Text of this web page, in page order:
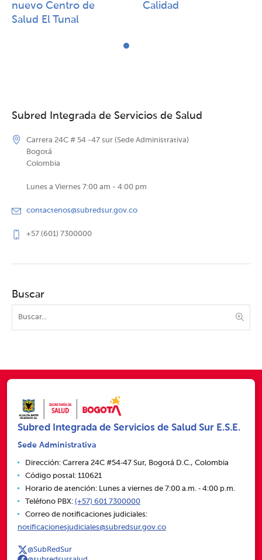
nuevo Centro de
Salud El Tunal
Calidad​​
Subred Integrada de Servicios de Salud
Carrera 24C # 54 -47 sur (Sede Administrativa)
Bogotá
Colombia
Lunes a Viernes 7:00 am - 4:00 pm
contactenos@subredsur.gov.co
+57 (601) 7300000
Buscar
Subred Integrada de Servicios de Salud Sur E.S.E.
Sede Administrativa
Dirección: Carrera 24C #54‑47 Sur, Bogotá D.C., Colombia
Código postal: 110621
Horario de atención: Lunes a viernes de 7:00 a.m. ‑ 4:00 p.m.
Teléfono PBX: (+57) 601 7300000
Correo de notificaciones judiciales:
notificacionesjudiciales@subredsur.gov.co
@SubRedSur